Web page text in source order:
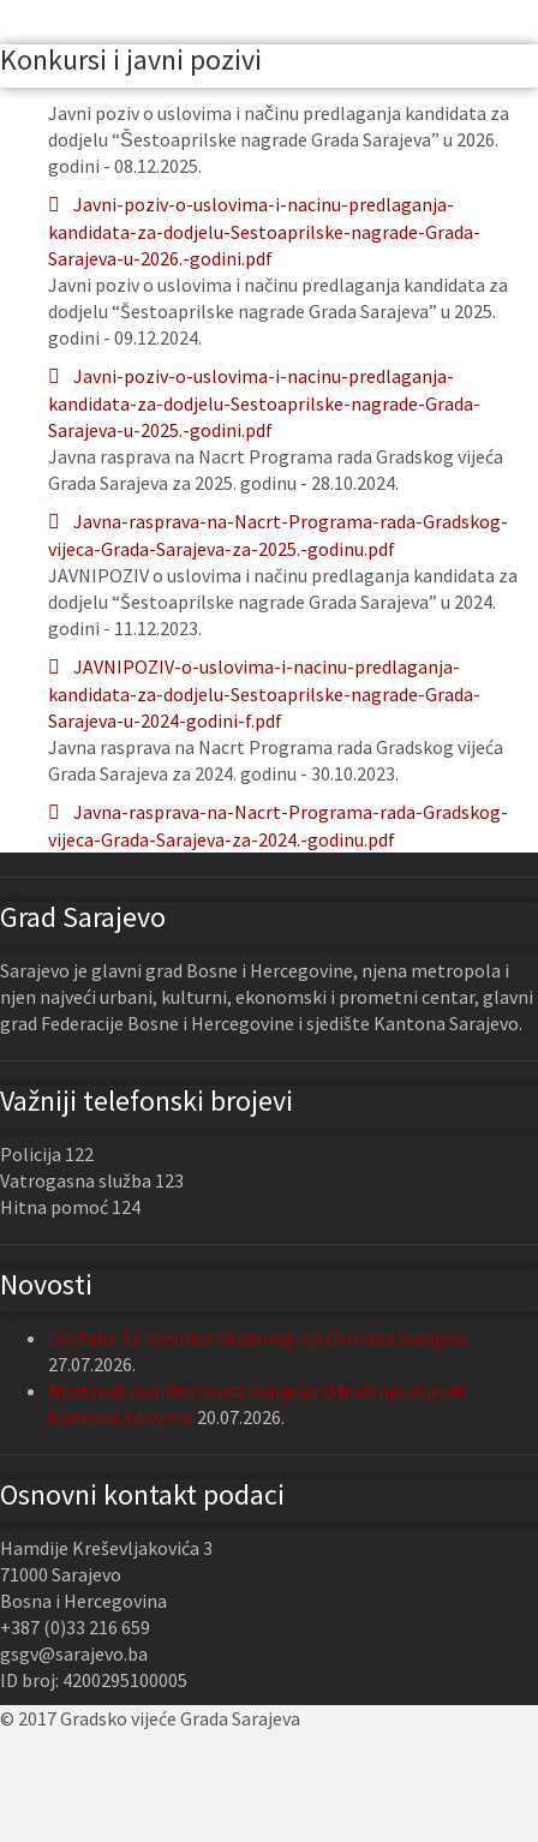
Konkursi i javni pozivi
Javni poziv o uslovima i načinu predlaganja kandidata za
dodjelu “Šestoaprilske nagrade Grada Sarajeva” u 2026.
godini - 08.12.2025.
Javni-poziv-o-uslovima-i-nacinu-predlaganja-
kandidata-za-dodjelu-Sestoaprilske-nagrade-Grada-
Sarajeva-u-2026.-godini.pdf
Javni poziv o uslovima i načinu predlaganja kandidata za
dodjelu “Šestoaprilske nagrade Grada Sarajeva” u 2025.
godini - 09.12.2024.
Javni-poziv-o-uslovima-i-nacinu-predlaganja-
kandidata-za-dodjelu-Sestoaprilske-nagrade-Grada-
Sarajeva-u-2025.-godini.pdf
Javna rasprava na Nacrt Programa rada Gradskog vijeća
Grada Sarajeva za 2025. godinu - 28.10.2024.
Javna-rasprava-na-Nacrt-Programa-rada-Gradskog-
vijeca-Grada-Sarajeva-za-2025.-godinu.pdf
JAVNIPOZIV o uslovima i načinu predlaganja kandidata za
dodjelu “Šestoaprilske nagrade Grada Sarajeva” u 2024.
godini - 11.12.2023.
JAVNIPOZIV-o-uslovima-i-nacinu-predlaganja-
kandidata-za-dodjelu-Sestoaprilske-nagrade-Grada-
Sarajeva-u-2024-godini-f.pdf
Javna rasprava na Nacrt Programa rada Gradskog vijeća
Grada Sarajeva za 2024. godinu - 30.10.2023.
Javna-rasprava-na-Nacrt-Programa-rada-Gradskog-
vijeca-Grada-Sarajeva-za-2024.-godinu.pdf
Grad Sarajevo
Sarajevo je glavni grad Bosne i Hercegovine, njena metropola i
njen najveći urbani, kulturni, ekonomski i prometni centar, glavni
grad Federacije Bosne i Hercegovine i sjedište Kantona Sarajevo.
Važniji telefonski brojevi
Policija 122
Vatrogasna služba 123
Hitna pomoć 124
Novosti
Održana 13. sjednica Gradskog vijeća Grada Sarajeva
27.07.2026.
Nastavak podrške Grada Sarajeva Udruženju slijepih
Kantona Sarajevo 20.07.2026.
Osnovni kontakt podaci
Hamdije Kreševljakovića 3
71000 Sarajevo
Bosna i Hercegovina
+387 (0)33 216 659
gsgv@sarajevo.ba
ID broj: 4200295100005
© 2017 Gradsko vijeće Grada Sarajeva